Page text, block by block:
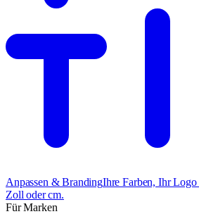
Anpassen & BrandingIhre Farben, Ihr
Zoll oder cm.
Für Marken